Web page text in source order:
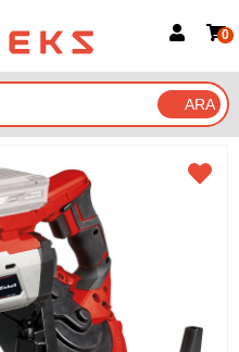
Google İle Bağlan
0